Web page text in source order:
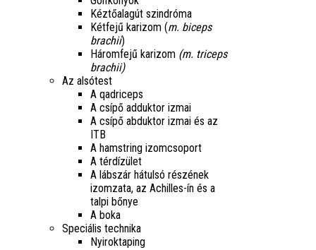
Kéztőalagút szindróma
Kétfejű karizom (m. biceps
brachii)
Háromfejű karizom (m. triceps
brachii)
Az alsótest
A qadriceps
A csípő adduktor izmai
A csípő abduktor izmai és az
ITB
A hamstring izomcsoport
A térdízület
A lábszár hátulsó részének
izomzata, az Achilles-ín és a
talpi bőnye
A boka
Speciális technika
Nyiroktaping